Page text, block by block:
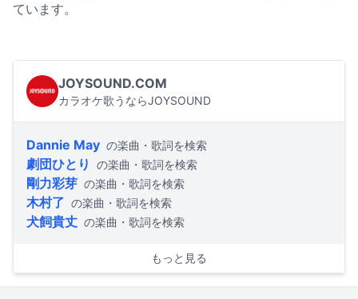
ています。
JOYSOUND.COM
カラオケ歌うならJOYSOUND
Dannie May の楽曲・歌詞を検索
劇団ひとり の楽曲・歌詞を検索
剛力彩芽 の楽曲・歌詞を検索
木村了 の楽曲・歌詞を検索
犬飼貴丈 の楽曲・歌詞を検索
もっと見る